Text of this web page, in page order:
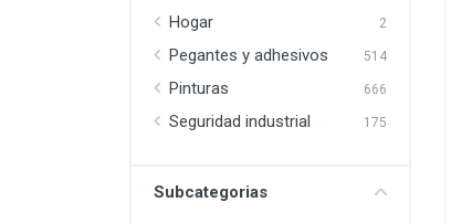
Hogar 2
Pegantes y adhesivos 514
Pinturas 666
Seguridad industrial 175
Subcategorias